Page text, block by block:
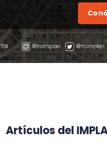
Artículos del